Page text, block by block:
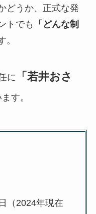
どうか、正式な発
トでも
「どんな制
。
に
「若井おさ
す。
（2024年現在